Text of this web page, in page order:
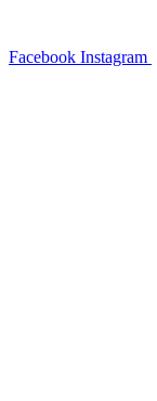
Facebook Instagram